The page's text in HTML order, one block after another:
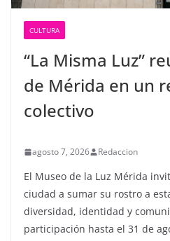
CULTURA
“La Misma Luz”
de Mérida en un
colectivo
agosto 7, 2026 Redaccion
El Museo de la Luz Mérida
ciudad a sumar su rostro a
diversidad, identidad y
participación hasta el 31 de